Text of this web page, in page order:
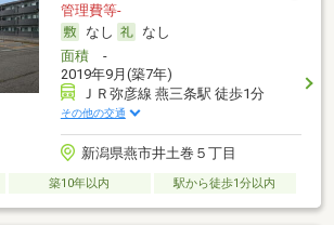
管理費等-
なし
なし
面積-
2019年9月(築7年)
ＪＲ弥彦線 燕三条駅 徒歩1分
その他の交通
新潟県燕市井土巻５丁目
築10年以内 駅から徒歩1分以内